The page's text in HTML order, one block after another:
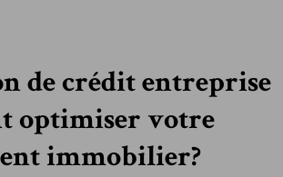
de crédit entreprise
optimiser votre
immobilier?